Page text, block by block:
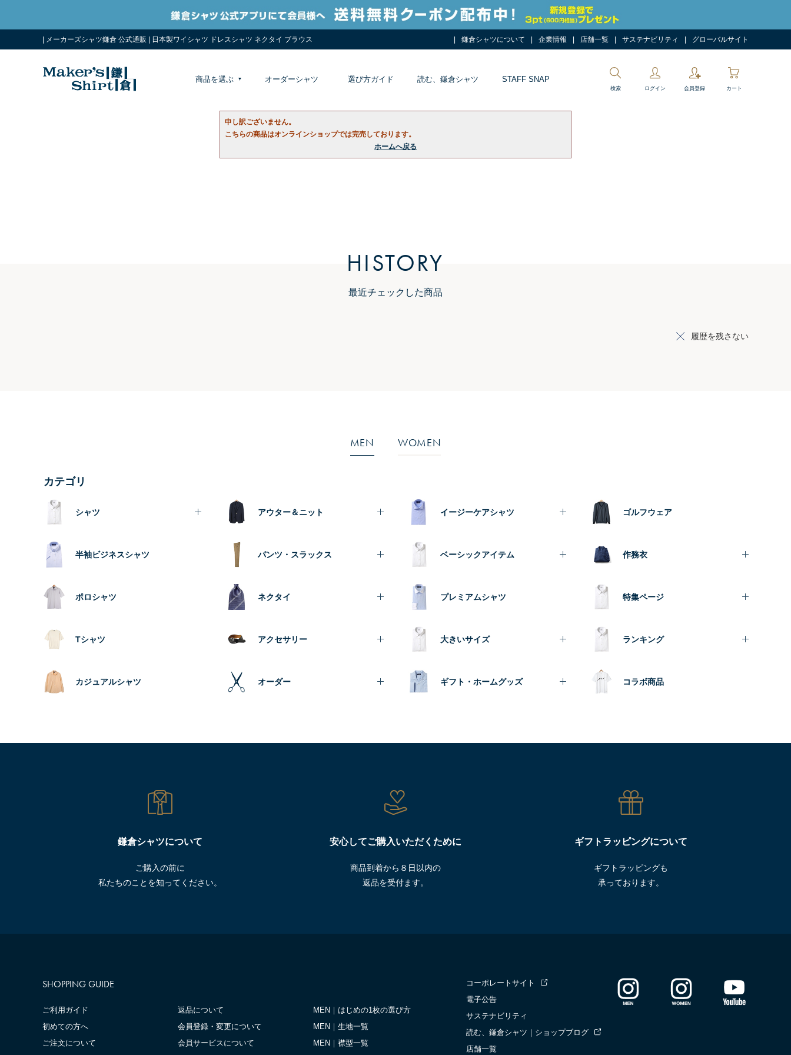
| メーカーズシャツ鎌倉 公式通販 | 日本製ワイシャツ ドレスシャツ ネクタイ ブラウス 鎌倉シャツについて 企業情報 店舗一覧 サステナビリティ グローバルサイト
商品を選ぶ オーダーシャツ 選び方ガイド 読む、鎌倉シャツ STAFF SNAP
検索 ログイン 会員登録 カート
申し訳ございません。
こちらの商品はオンラインショップでは完売しております。
ホームへ戻る
HISTORY
最近チェックした商品
履歴を残さない
MEN WOMEN
カテゴリ
シャツ
半袖ビジネスシャツ
ポロシャツ
Tシャツ
カジュアルシャツ
アウター＆ニット
パンツ・スラックス
ネクタイ
アクセサリー
オーダー
イージーケアシャツ
ベーシックアイテム
プレミアムシャツ
大きいサイズ
ギフト・ホームグッズ
ゴルフウェア
作務衣
特集ページ
ランキング
コラボ商品
鎌倉シャツについて
ご購入の前に
私たちのことを知ってください。
安心してご購入いただくために
商品到着から８日以内の
返品を受付ます。
ギフトラッピングについて
ギフトラッピングも
承っております。
SHOPPING GUIDE
ご利用ガイド
初めての方へ
ご注文について
返品について
会員登録・変更について
会員サービスについて
MEN｜はじめの1枚の選び方
MEN｜生地一覧
MEN｜襟型一覧
コーポレートサイト
電子公告
サステナビリティ
読む、鎌倉シャツ｜ショップブログ
店舗一覧